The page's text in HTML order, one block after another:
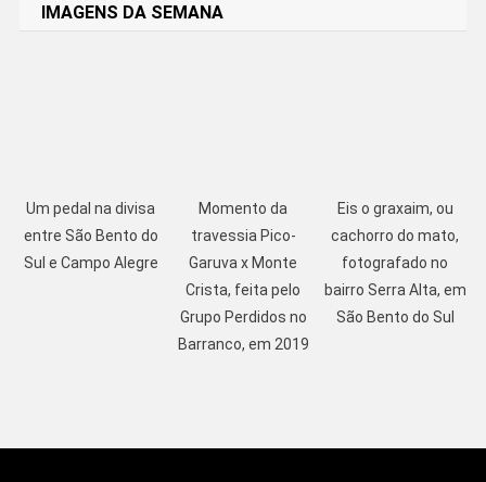
IMAGENS DA SEMANA
Um pedal na divisa
entre São Bento do
Sul e Campo Alegre
Momento da
travessia Pico-
Garuva x Monte
Crista, feita pelo
Grupo Perdidos no
Barranco, em 2019
Eis o graxaim, ou
cachorro do mato,
fotografado no
bairro Serra Alta, em
São Bento do Sul